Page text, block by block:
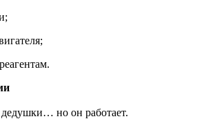
дедушки… но он работает.